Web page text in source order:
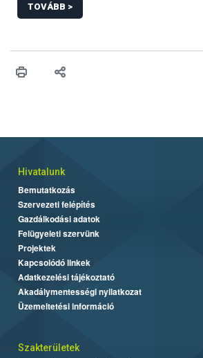
TOVÁBB >
Hivatalunk
Bemutatkozás
Szervezeti felépítés
Gazdálkodási adatok
Felügyeleti szervünk
Projektek
Kapcsolódó linkek
Adatkezelési tájékoztató
Akadálymentességi nyilatkozat
Üzemeltetési információ
Szakterületek